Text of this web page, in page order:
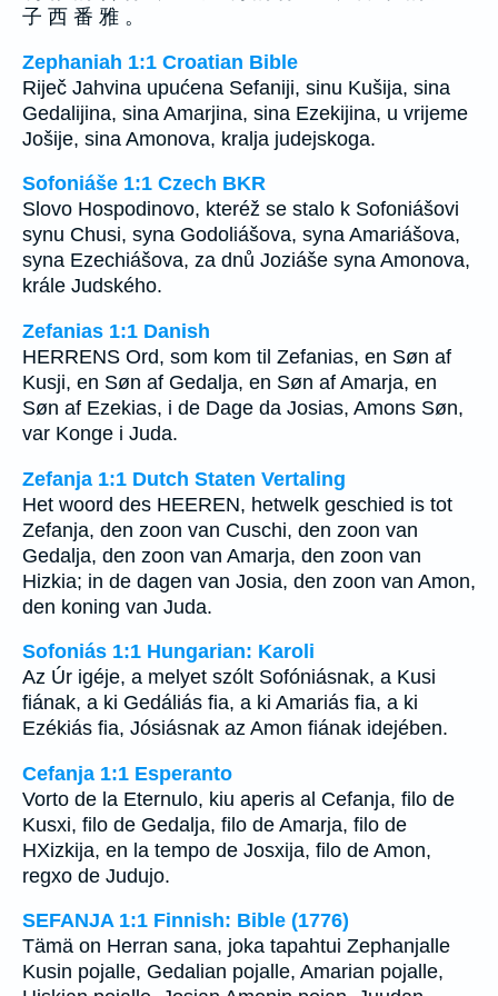
子 西 番 雅 。
Zephaniah 1:1 Croatian Bible
Riječ Jahvina upućena Sefaniji, sinu Kušija, sina
Gedalijina, sina Amarjina, sina Ezekijina, u vrijeme
Jošije, sina Amonova, kralja judejskoga.
Sofoniáše 1:1 Czech BKR
Slovo Hospodinovo, kteréž se stalo k Sofoniášovi
synu Chusi, syna Godoliášova, syna Amariášova,
syna Ezechiášova, za dnů Joziáše syna Amonova,
krále Judského.
Zefanias 1:1 Danish
HERRENS Ord, som kom til Zefanias, en Søn af
Kusji, en Søn af Gedalja, en Søn af Amarja, en
Søn af Ezekias, i de Dage da Josias, Amons Søn,
var Konge i Juda.
Zefanja 1:1 Dutch Staten Vertaling
Het woord des HEEREN, hetwelk geschied is tot
Zefanja, den zoon van Cuschi, den zoon van
Gedalja, den zoon van Amarja, den zoon van
Hizkia; in de dagen van Josia, den zoon van Amon,
den koning van Juda.
Sofoniás 1:1 Hungarian: Karoli
Az Úr igéje, a melyet szólt Sofóniásnak, a Kusi
fiának, a ki Gedáliás fia, a ki Amariás fia, a ki
Ezékiás fia, Jósiásnak az Amon fiának idejében.
Cefanja 1:1 Esperanto
Vorto de la Eternulo, kiu aperis al Cefanja, filo de
Kusxi, filo de Gedalja, filo de Amarja, filo de
HXizkija, en la tempo de Josxija, filo de Amon,
regxo de Judujo.
SEFANJA 1:1 Finnish: Bible (1776)
Tämä on Herran sana, joka tapahtui Zephanjalle
Kusin pojalle, Gedalian pojalle, Amarian pojalle,